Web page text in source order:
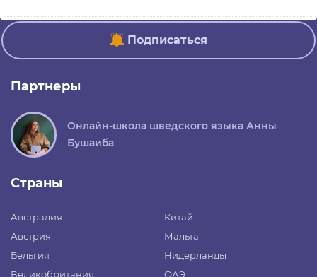
Подписаться
Партнеры
Онлайн-школа шведского языка Анны
Бушаиба
Страны
Австралия
Австрия
Бельгия
Великобритания
Китай
Мальта
Нидерланды
ОАЭ